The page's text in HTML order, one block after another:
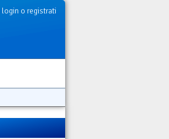
login o registrati